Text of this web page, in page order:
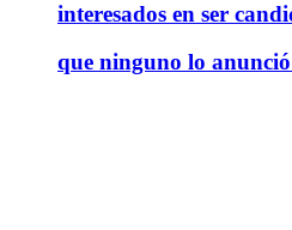
interesados en ser
que ninguno lo